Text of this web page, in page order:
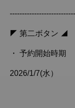
◤ 第二ボタン ◢
・ 予約開始時期
2026/1/7(水）